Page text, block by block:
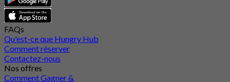
FAQs
Qu'est-ce que Hungry Hub
Comment réserver
Contactez-nous
Nos offres
Comment Gagner &